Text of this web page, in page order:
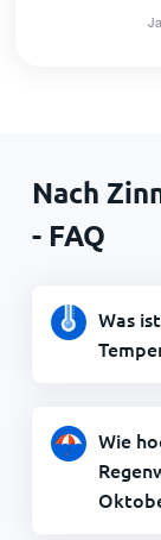
Nach
- FAQ
Was
Wie